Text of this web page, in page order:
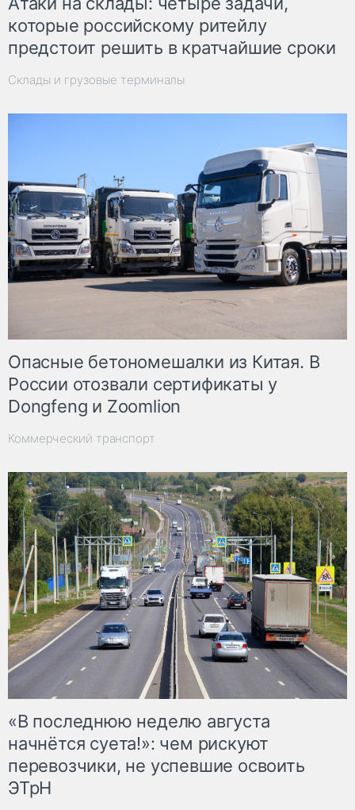
которые российскому ритейлу
предстоит решить в кратчайшие сроки
Склады и грузовые терминалы
Опасные бетономешалки из Китая. В
России отозвали сертификаты у
Dongfeng и Zoomlion
Коммерческий транспорт
«В последнюю неделю августа
начнётся суета!»: чем рискуют
перевозчики, не успевшие освоить
ЭТрН